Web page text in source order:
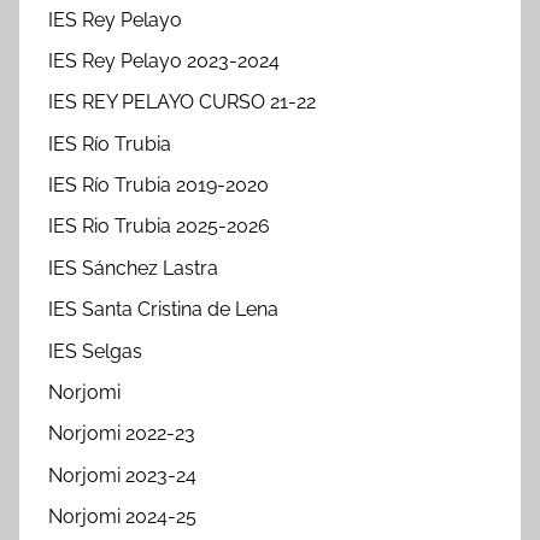
IES Rey Pelayo
IES Rey Pelayo 2023-2024
IES REY PELAYO CURSO 21-22
IES Río Trubia
IES Río Trubia 2019-2020
IES Rio Trubia 2025-2026
IES Sánchez Lastra
IES Santa Cristina de Lena
IES Selgas
Norjomi
Norjomi 2022-23
Norjomi 2023-24
Norjomi 2024-25